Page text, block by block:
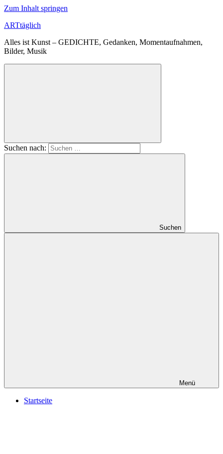
Zum Inhalt springen
ARTtäglich
Alles ist Kunst – GEDICHTE, Gedanken, Momentaufnahmen,
Bilder, Musik
Suchen nach:
Suchen
Menü
Startseite